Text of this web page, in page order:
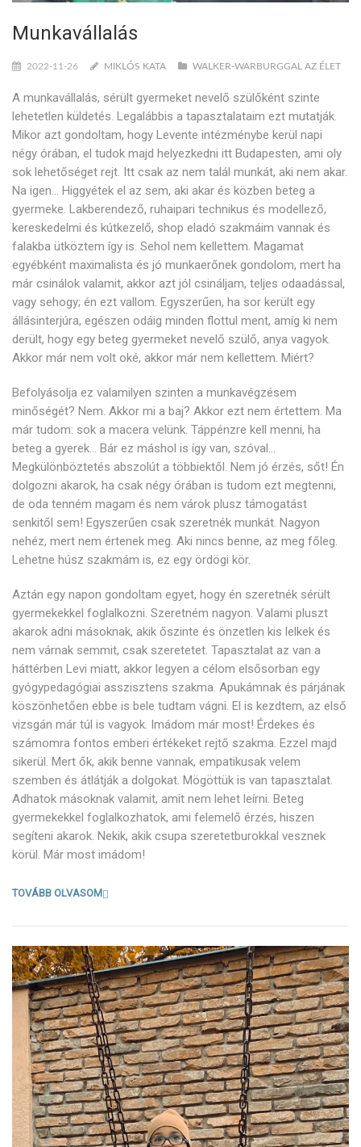
Munkavállalás
2022-11-26 MIKLÓS KATA WALKER-WARBURGGAL AZ ÉLET
A munkavállalás, sérült gyermeket nevelő szülőként szinte
lehetetlen küldetés. Legalábbis a tapasztalataim ezt mutatják.
Mikor azt gondoltam, hogy Levente intézménybe kerül napi
négy órában, el tudok majd helyezkedni itt Budapesten, ami oly
sok lehetőséget rejt. Itt csak az nem talál munkát, aki nem akar.
Na igen… Higgyétek el az sem, aki akar és közben beteg a
gyermeke. Lakberendező, ruhaipari technikus és modellező,
kereskedelmi és kútkezelő, shop eladó szakmáim vannak és
falakba ütköztem így is. Sehol nem kellettem. Magamat
egyébként maximalista és jó munkaerőnek gondolom, mert ha
már csinálok valamit, akkor azt jól csináljam, teljes odaadással,
vagy sehogy; én ezt vallom. Egyszerűen, ha sor került egy
állásinterjúra, egészen odáig minden flottul ment, amíg ki nem
derült, hogy egy beteg gyermeket nevelő szülő, anya vagyok.
Akkor már nem volt oké, akkor már nem kellettem. Miért?
Befolyásolja ez valamilyen szinten a munkavégzésem
minőségét? Nem. Akkor mi a baj? Akkor ezt nem értettem. Ma
már tudom: sok a macera velünk. Táppénzre kell menni, ha
beteg a gyerek… Bár ez máshol is így van, szóval…
Megkülönböztetés abszolút a többiektől. Nem jó érzés, sőt! Én
dolgozni akarok, ha csak négy órában is tudom ezt megtenni,
de oda tenném magam és nem várok plusz támogatást
senkitől sem! Egyszerűen csak szeretnék munkát. Nagyon
nehéz, mert nem értenek meg. Aki nincs benne, az meg főleg.
Lehetne húsz szakmám is, ez egy ördögi kör.
Aztán egy napon gondoltam egyet, hogy én szeretnék sérült
gyermekekkel foglalkozni. Szeretném nagyon. Valami pluszt
akarok adni másoknak, akik őszinte és önzetlen kis lelkek és
nem várnak semmit, csak szeretetet. Tapasztalat az van a
háttérben Levi miatt, akkor legyen a célom elsősorban egy
gyógypedagógiai asszisztens szakma. Apukámnak és párjának
köszönhetően ebbe is bele tudtam vágni. El is kezdtem, az első
vizsgán már túl is vagyok. Imádom már most! Érdekes és
számomra fontos emberi értékeket rejtő szakma. Ezzel majd
sikerül. Mert ők, akik benne vannak, empatikusak velem
szemben és átlátják a dolgokat. Mögöttük is van tapasztalat.
Adhatok másoknak valamit, amit nem lehet leírni. Beteg
gyermekekkel foglalkozhatok, ami felemelő érzés, hiszen
segíteni akarok. Nekik, akik csupa szeretetburokkal vesznek
körül. Már most imádom!
TOVÁBB OLVASOM